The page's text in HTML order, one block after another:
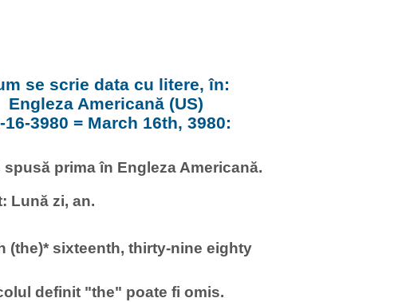
se scrie data cu litere, în:
Engleza Americană (US)
16-3980 = March 16th, 3980:
spusă prima în Engleza Americană.
Lună zi, an.
(the)* sixteenth, thirty-nine eighty
definit "the" poate fi omis.